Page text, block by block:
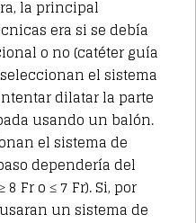
la principal
era si se debía
o no (catéter guía
el sistema
dilatar la parte
usando un balón.
el sistema de
dependería del
Fr o ≤ 7 Fr). Si, por
un sistema de